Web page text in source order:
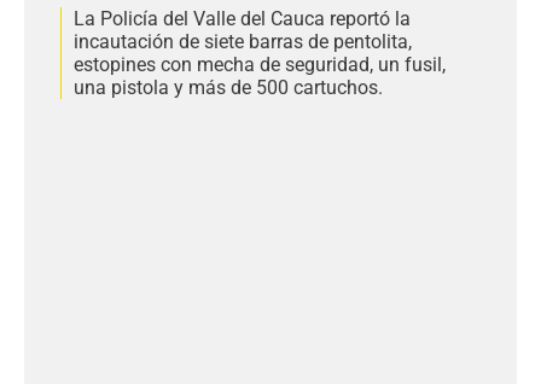
La Policía del Valle del Cauca reportó la
incautación de siete barras de pentolita,
estopines con mecha de seguridad, un fusil,
una pistola y más de 500 cartuchos.